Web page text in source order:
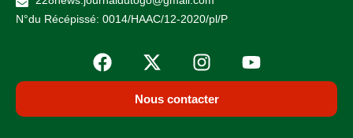
N°du Récépissé: 0014/HAAC/12-2020/pl/P
Nous contacter